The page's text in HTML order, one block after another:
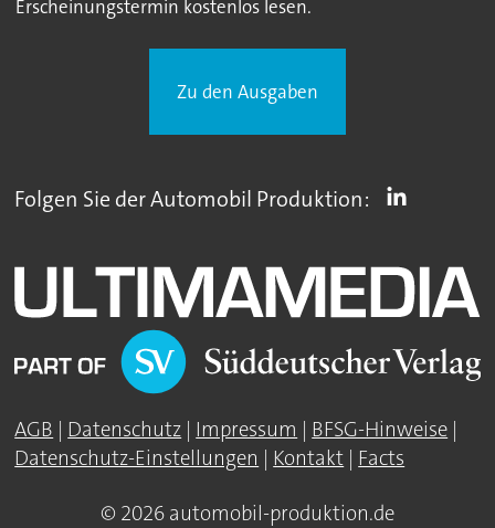
Erscheinungstermin kostenlos lesen.
Zu den Ausgaben
Folgen Sie der Automobil Produktion:
AGB | Datenschutz | Impressum | BFSG-Hinweise |
Datenschutz-Einstellungen | Kontakt | Facts
© 2026 automobil-produktion.de